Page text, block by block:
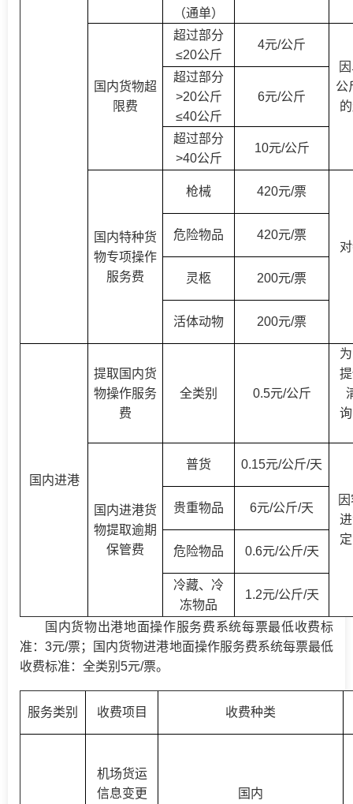
（通单）
国内货物超
限费
超过部分
≤20公斤
4元/公斤
公
超过部分
>20公斤
≤40公斤
6元/公斤
超过部分
>40公斤
10元/公斤
国内特种货
物专项操作
服务费
枪械 420元/票
危险物品 420元/票
灵柩 200元/票
活体动物 200元/票
国内进港
提取国内货
物操作服务
费
全类别 0.5元/公斤
国内进港货
物提取逾期
保管费
普货 0.15元/公斤/天
贵重物品 6元/公斤/天
危险物品 0.6元/公斤/天
冷藏、 冷
冻物品
1.2元/公斤/天
国内货物出港地面操作服务费系统每票最低收费标
准：3元/票；国内货物进港地面操作服务费系统每票最低
收费标准：全类别5元/票。
服务类别 收费项目 收费种类
机场货运
信息变更
国内